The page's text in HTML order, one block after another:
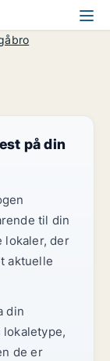
på din
til din
lokaler, der
aktuelle
din
de er